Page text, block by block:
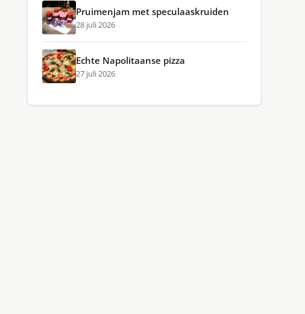
Pruimenjam met speculaaskruiden
28 juli 2026
Echte Napolitaanse pizza
27 juli 2026